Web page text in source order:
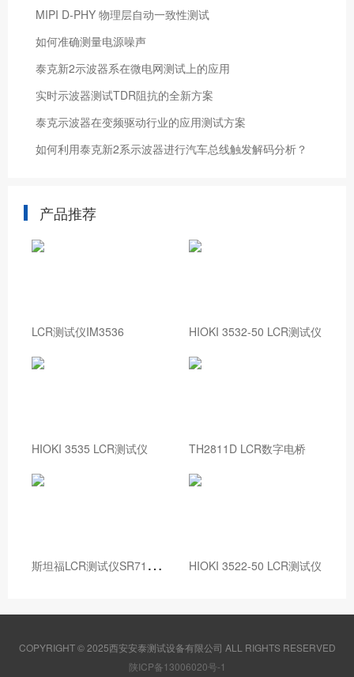
MIPI D-PHY 物理层自动一致性测试
如何准确测量电源噪声
泰克新2示波器系在微电网测试上的应用
实时示波器测试TDR阻抗的全新方案
泰克示波器在变频驱动行业的应用测试方案
如何利用泰克新2系示波器进行汽车总线触发解码分析？
产品推荐
LCR测试仪IM3536 HIOKI 3532-50 LCR测试仪
HIOKI 3535 LCR测试仪 TH2811D LCR数字电桥
斯
坦福LCR测试仪SR715/SR720 HIOKI 3522-50 LCR测试仪
COPYRIGHT © 2025西安安泰测试设备有限公司 ALL RIGHTS RESERVED
陕ICP备13006020号-1